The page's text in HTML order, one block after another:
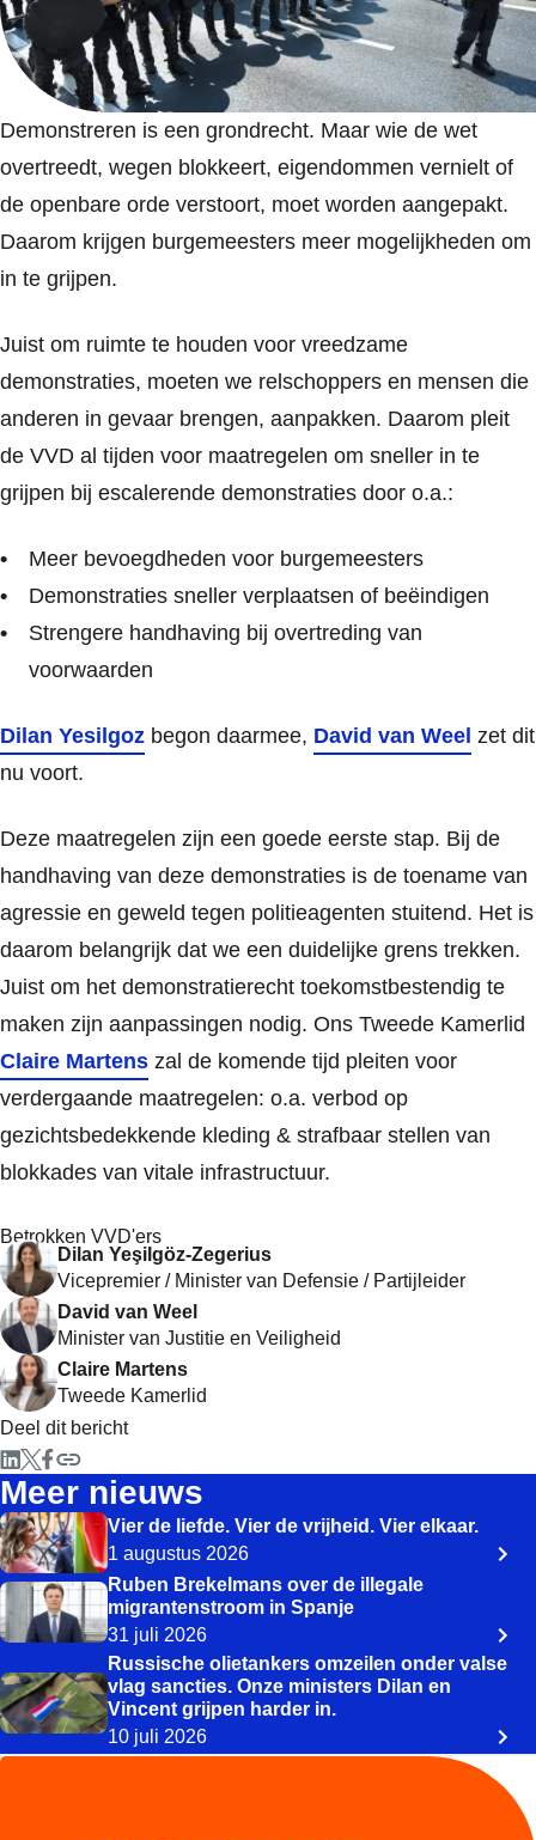
Demonstreren is een grondrecht. Maar wie de wet
overtreedt, wegen blokkeert, eigendommen vernielt of
de openbare orde verstoort, moet worden aangepakt.
Daarom krijgen burgemeesters meer mogelijkheden om
in te grijpen.
Juist om ruimte te houden voor vreedzame
demonstraties, moeten we relschoppers en mensen die
anderen in gevaar brengen, aanpakken. Daarom pleit
de VVD al tijden voor maatregelen om sneller in te
grijpen bij escalerende demonstraties door o.a.:
Meer bevoegdheden voor burgemeesters
Demonstraties sneller verplaatsen of beëindigen
Strengere handhaving bij overtreding van
voorwaarden
Dilan Yesilgoz begon daarmee, David van Weel zet dit
nu voort.
Deze maatregelen zijn een goede eerste stap. Bij de
handhaving van deze demonstraties is de toename van
agressie en geweld tegen politieagenten stuitend. Het is
daarom belangrijk dat we een duidelijke grens trekken.
Juist om het demonstratierecht toekomstbestendig te
maken zijn aanpassingen nodig. Ons Tweede Kamerlid
Claire Martens zal de komende tijd pleiten voor
verdergaande maatregelen: o.a. verbod op
gezichtsbedekkende kleding & strafbaar stellen van
blokkades van vitale infrastructuur.
Betrokken VVD'ers
Dilan Yeşilgöz-Zegerius
Vicepremier / Minister van Defensie / Partijleider
David van Weel
Minister van Justitie en Veiligheid
Claire Martens
Tweede Kamerlid
Deel dit bericht
Meer nieuws
Vier de liefde. Vier de vrijheid. Vier elkaar.
1 augustus 2026
Ruben Brekelmans over de illegale
migrantenstroom in Spanje
31 juli 2026
Russische olietankers omzeilen onder valse
vlag sancties. Onze ministers Dilan en
Vincent grijpen harder in.
10 juli 2026